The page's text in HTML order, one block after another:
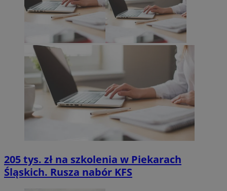
205 tys. zł na szkolenia w Piekarach
Śląskich. Rusza nabór KFS